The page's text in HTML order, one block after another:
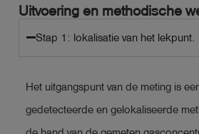
Uitvoering en methodische
Stap 1: lokalisatie van het lekpunt.
Het uitgangspunt van de meting is
gedetecteerde en gelokaliseerde